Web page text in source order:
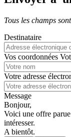
Tous les champs
Destinataire
Vos coordonnées
Votre adresse
Message
Bonjour,
Voici une offre
intéresser.
A bientôt.